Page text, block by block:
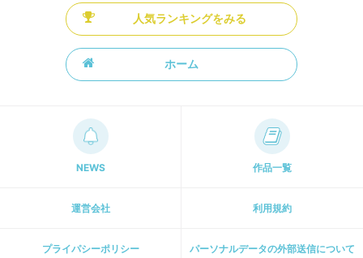
人気ランキングをみる
ホーム
NEWS 作品一覧
運営会社 利用規約
プライパシーポリシー パーソナルデータの外部送信について